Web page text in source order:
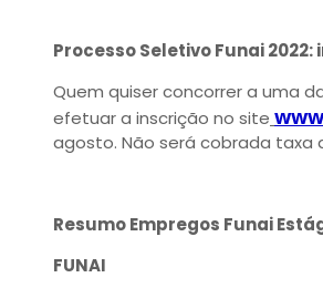
Processo Seletivo Funai
Quem quiser concorrer a uma
efetuar a inscrição no site
agosto. Não será cobrada taxa
Resumo Empregos Funai
FUNAI